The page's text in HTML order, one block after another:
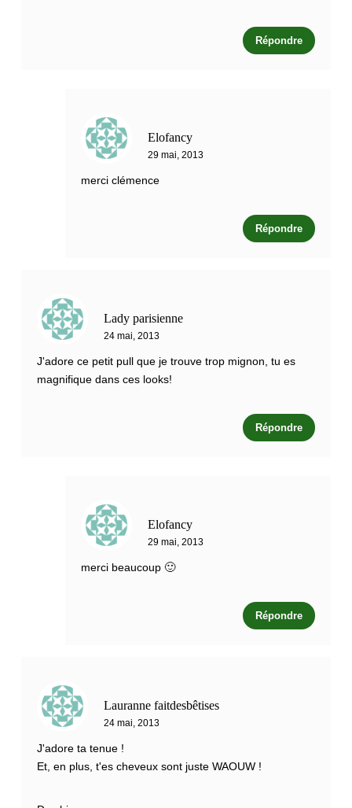
Répondre
Elofancy
29 mai, 2013
merci clémence
Répondre
Lady parisienne
24 mai, 2013
J'adore ce petit pull que je trouve trop mignon, tu es
magnifique dans ces looks!
Répondre
Elofancy
29 mai, 2013
merci beaucoup 🙂
Répondre
Lauranne faitdesbêtises
24 mai, 2013
J'adore ta tenue !
Et, en plus, t'es cheveux sont juste WAOUW !